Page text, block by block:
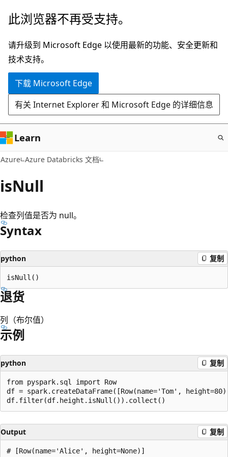
跳
主
要
内
此浏览器不再受支持。
请升级到 Microsoft Edge 以使用最新的功能、安全更新和
技术支持。
下载 Microsoft Edge
有关 Internet Explorer 和 Microsoft Edge 的详细信息
Learn
Azure Azure Databricks 文档
isNull
检查列值是否为 null。
Syntax
python 复制
退货
列（布尔值）
示例
python 复制
from pyspark.sql import Row
df = spark.createDataFrame([Row(name='Tom',
Output 复制